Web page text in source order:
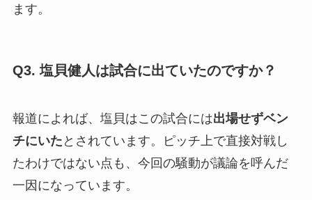
ます。
Q3. 塩貝健人は試合に出ていたのですか？
報道によれば、塩貝はこの試合には出場せずベン
チにいた とされています。ピッチ上で直接対戦し
たわけではない点も、今回の騒動が議論を呼んだ
一因になっています。